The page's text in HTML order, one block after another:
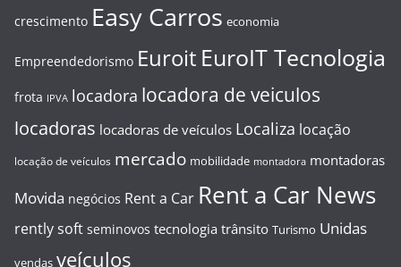
crescimento Easy Carros economia
Empreendedorismo Euroit EuroIT Tecnologia
frota IPVA locadora locadora de veiculos
locadoras locadoras de veículos Localiza locação
locação de veículos mercado mobilidade montadora montadoras
Movida negócios Rent a Car Rent a Car News
rently soft seminovos tecnologia trânsito Turismo Unidas
vendas veículos